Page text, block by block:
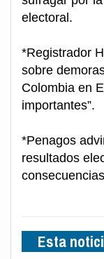
electoral.
*Registrador
sobre
Colombia en
importantes”.
*Penagos
resultados
Esta